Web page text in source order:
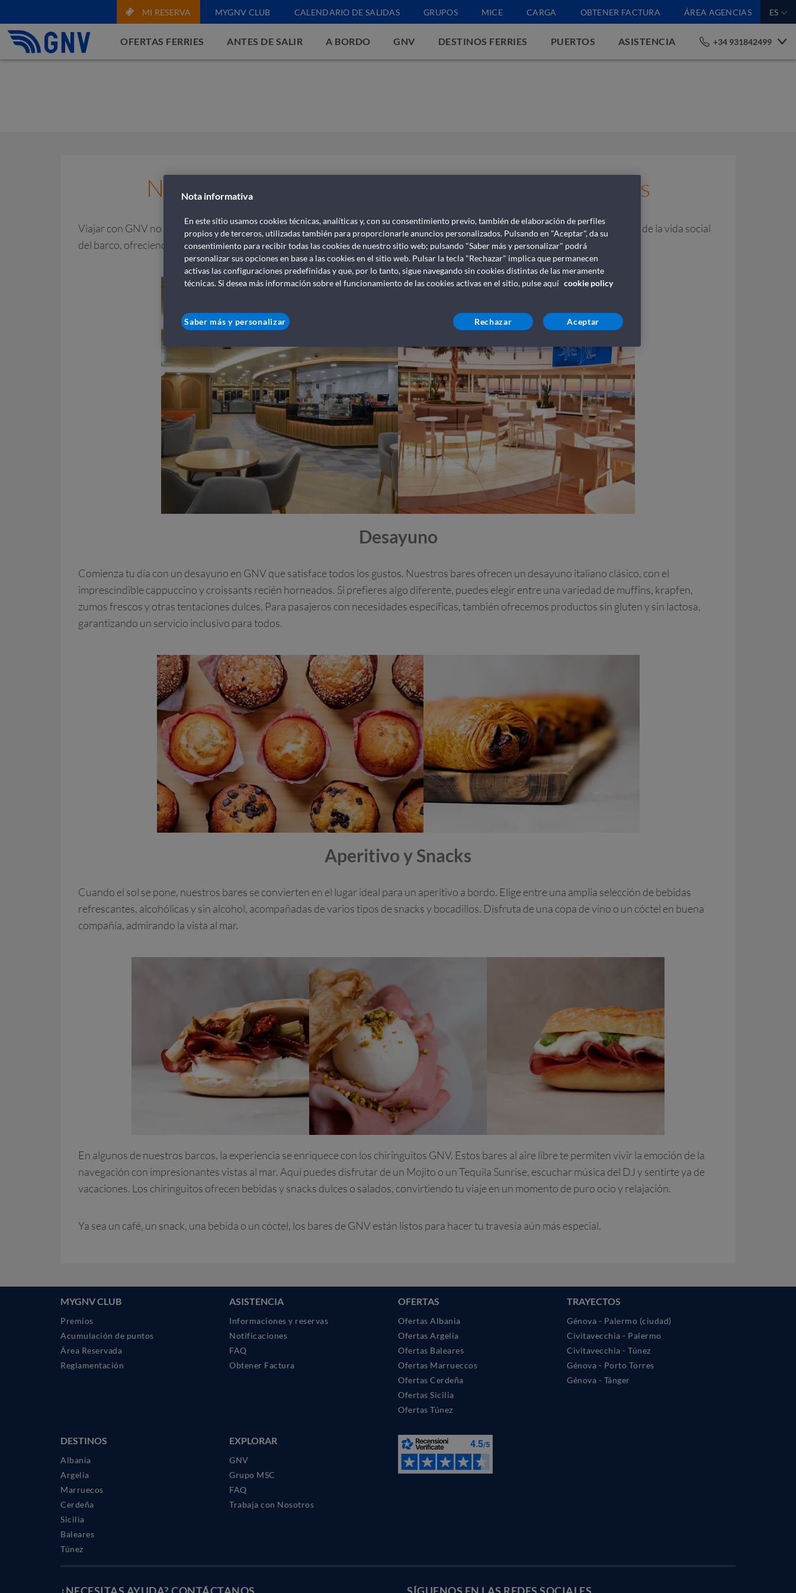
MI RESERVA MYGNV CLUB CALENDARIO DE SALIDAS GRUPOS MICE CARGA OBTENER FACTURA ÁREA AGENCIAS ES
OFERTAS FERRIES ANTES DE SALIR A BORDO GNV DESTINOS FERRIES PUERTOS ASISTENCIA +34 931842499
Nuestros Bares: desayunos, tentempiés y aperitivos
Viajar con GNV no solo significa llegar a un destino, sino vivir una experiencia completa. Nuestros bares a bordo son el corazón de la vida social
del barco, ofreciendo un servicio completo para cada necesidad, desde el desayuno hasta el aperitivo de la tarde.
Desayuno
Comienza tu día con un desayuno en GNV que satisface todos los gustos. Nuestros bares ofrecen un desayuno italiano clásico, con el
imprescindible cappuccino y croissants recién horneados. Si prefieres algo diferente, puedes elegir entre una variedad de muffins, krapfen,
zumos frescos y otras tentaciones dulces. Para pasajeros con necesidades específicas, también ofrecemos productos sin gluten y sin lactosa,
garantizando un servicio inclusivo para todos.
Aperitivo y Snacks
Cuando el sol se pone, nuestros bares se convierten en el lugar ideal para un aperitivo a bordo. Elige entre una amplia selección de bebidas
refrescantes, alcohólicas y sin alcohol, acompañadas de varios tipos de snacks y bocadillos. Disfruta de una copa de vino o un cóctel en buena
compañía, admirando la vista al mar.
En algunos de nuestros barcos, la experiencia se enriquece con los chiringuitos GNV. Estos bares al aire libre te permiten vivir la emoción de la
navegación con impresionantes vistas al mar. Aquí puedes disfrutar de un Mojito o un Tequila Sunrise, escuchar música del DJ y sentirte ya de
vacaciones. Los chiringuitos ofrecen bebidas y snacks dulces o salados, convirtiendo tu viaje en un momento de puro ocio y relajación.
Ya sea un café, un snack, una bebida o un cóctel, los bares de GNV están listos para hacer tu travesía aún más especial.
MYGNV CLUB
Premios
Acumulación de puntos
Área Reservada
Reglamentación
ASISTENCIA
Informaciones y reservas
Notificaciones
FAQ
Obtener Factura
OFERTAS
Ofertas Albania
Ofertas Argelia
Ofertas Baleares
Ofertas Marrueccos
Ofertas Cerdeña
Ofertas Sicilia
Ofertas Túnez
TRAYECTOS
Génova - Palermo (ciudad)
Civitavecchia - Palermo
Civitavecchia - Túnez
Génova - Porto Torres
Génova - Tánger
DESTINOS
Albania
Argelia
Marruecos
Cerdeña
Sicilia
Baleares
Túnez
EXPLORAR
GNV
Grupo MSC
FAQ
Trabaja con Nosotros
Nota informativa
En este sitio usamos cookies técnicas, analíticas y, con su consentimiento previo, también de elaboración de perfiles
propios y de terceros, utilizadas también para proporcionarle anuncios personalizados. Pulsando en "Aceptar", da su
consentimiento para recibir todas las cookies de nuestro sitio web; pulsando "Saber más y personalizar" podrá
personalizar sus opciones en base a las cookies en el sitio web. Pulsar la tecla "Rechazar" implica que permanecen
activas las configuraciones predefinidas y que, por lo tanto, sigue navegando sin cookies distintas de las meramente
técnicas. Si desea más información sobre el funcionamiento de las cookies activas en el sitio, pulse aquí cookie policy
Saber más y personalizar Rechazar Aceptar